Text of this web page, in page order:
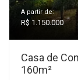
A partir de:
R$ 1.150.000
Casa de
160m²